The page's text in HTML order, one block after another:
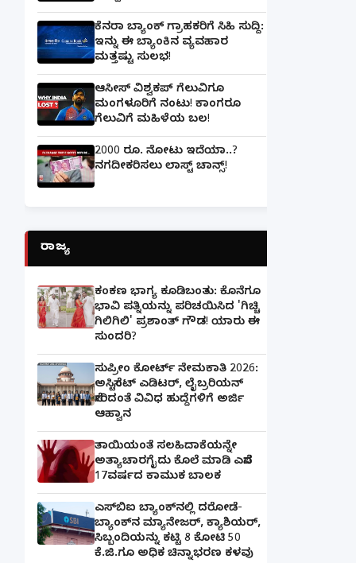
ಕೆನರಾ ಬ್ಯಾಂಕ್‌ ಗ್ರಾಹಕರಿಗೆ ಸಿಹಿ ಸುದ್ದಿ:
ಇನ್ನು ಈ ಬ್ಯಾಂಕಿನ ವ್ಯವಹಾರ
ಮತ್ತಷ್ಟು ಸುಲಭ!
ಆಸೀಸ್ ವಿಶ್ವಕಪ್ ಗೆಲುವಿಗೂ
ಮಂಗಳೂರಿಗೆ ನಂಟು! ಕಾಂಗರೂ
ಗೆಲುವಿಗೆ ಮಹಿಳೆಯ ಬಲ!
2000 ರೂ. ನೋಟು ಇದೆಯಾ..?
ನಗದೀಕರಿಸಲು ಲಾಸ್ಟ್‌ ಚಾನ್ಸ್‌!
ರಾಜ್ಯ
ಕಂಕಣ ಭಾಗ್ಯ ಕೂಡಿಬಂತು: ಕೊನೆಗೂ
ಭಾವಿ ಪತ್ನಿಯನ್ನು ಪರಿಚಯಿಸಿದ 'ಗಿಚ್ಚಿ
ಗಿಲಿಗಿಲಿ' ಪ್ರಶಾಂತ್ ಗೌಡ! ಯಾರು ಈ
ಸುಂದರಿ?
ಸುಪ್ರೀಂ ಕೋರ್ಟ್ ನೇಮಕಾತಿ 2026:
ಅಸಿಸ್ಟೆಂಟ್ ಎಡಿಟರ್, ಲೈಬ್ರರಿಯನ್
ಸೇರಿದಂತೆ ವಿವಿಧ ಹುದ್ದೆಗಳಿಗೆ ಅರ್ಜಿ
ಆಹ್ವಾನ
ತಾಯಿಯಂತೆ ಸಲಹಿದಾಕೆಯನ್ನೇ
ಅತ್ಯಾಚಾರಗೈದು ಕೊಲೆ ಮಾಡಿ ಎಸೆದ
17ವರ್ಷದ ಕಾಮುಕ ಬಾಲಕ
ಎಸ್‌ಬಿಐ ಬ್ಯಾಂಕ್‌ನಲ್ಲಿ‌ ದರೋಡೆ-
ಬ್ಯಾಂಕ್​ನ ಮ್ಯಾನೇಜರ್‌, ಕ್ಯಾಶಿಯರ್‌,
ಸಿಬ್ಬಂದಿಯನ್ನು ಕಟ್ಟಿ 8 ಕೋಟಿ 50
ಕೆ.ಜಿ.ಗೂ ಅಧಿಕ ಚಿನ್ನಾಭರಣ ಕಳವು